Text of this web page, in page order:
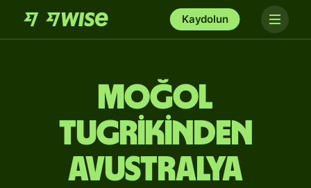
Kaydolun
Moğol
tugrikinden
Avustralya